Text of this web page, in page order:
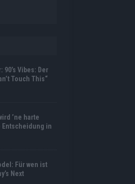
Vibes: Der
Touch This“
’ne harte
Entscheidung in
Für wen ist
Next